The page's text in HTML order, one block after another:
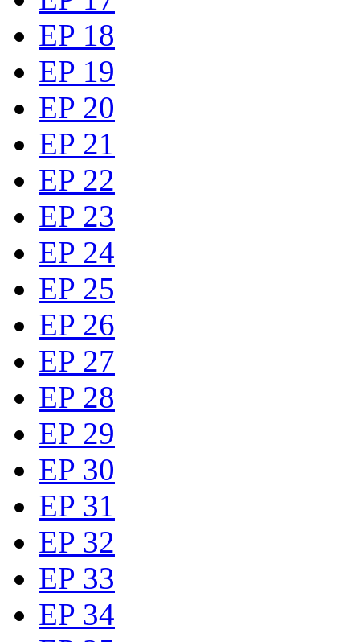
EP 18
EP 19
EP 20
EP 21
EP 22
EP 23
EP 24
EP 25
EP 26
EP 27
EP 28
EP 29
EP 30
EP 31
EP 32
EP 33
EP 34